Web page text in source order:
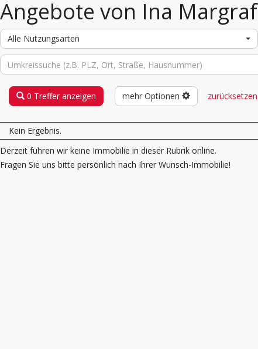
Angebote von Ina Margraf
Alle Nutzungsarten
0 Treffer anzeigen mehr Optionen zurücksetzen
Kein Ergebnis.
Derzeit führen wir keine Immobilie in dieser Rubrik online.
Fragen Sie uns bitte persönlich nach Ihrer Wunsch-Immobilie!